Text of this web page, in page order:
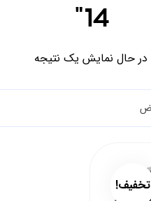
14"
در حال نمایش یک نتیجه
تخفیف!